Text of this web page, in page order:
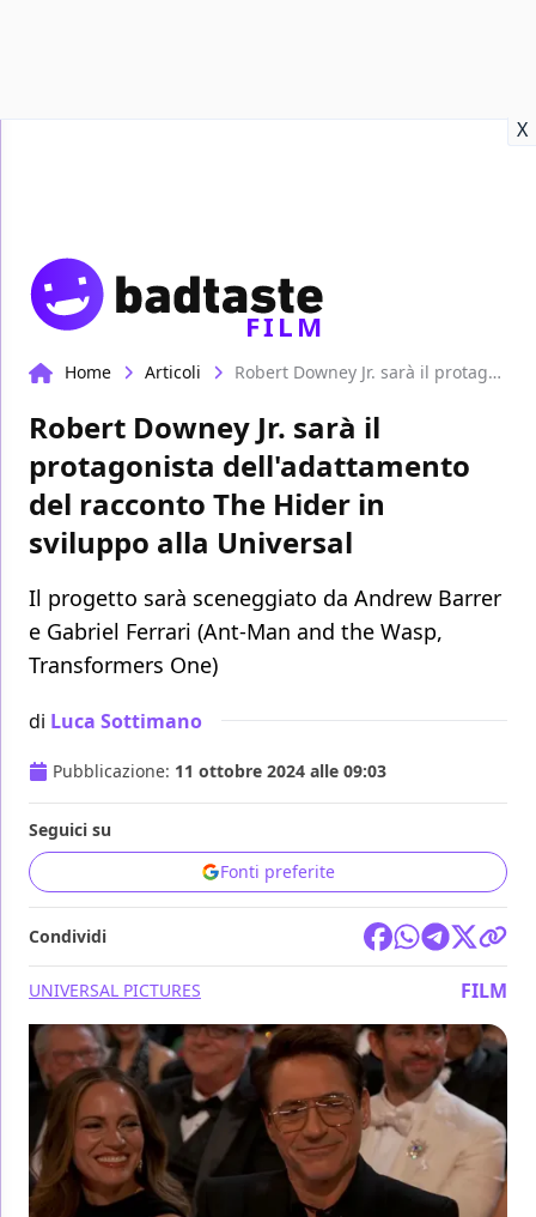
X
FILM
Home Articoli Robert Downey Jr. sarà il protagonista dell'adattamento del racconto The Hider in sviluppo alla Universal
Robert Downey Jr. sarà il
protagonista dell'adattamento
del racconto The Hider in
sviluppo alla Universal
Il progetto sarà sceneggiato da Andrew Barrer
e Gabriel Ferrari (Ant-Man and the Wasp,
Transformers One)
di Luca Sottimano
Pubblicazione: 11 ottobre 2024 alle 09:03
Seguici su
Fonti preferite
Condividi
UNIVERSAL PICTURES FILM